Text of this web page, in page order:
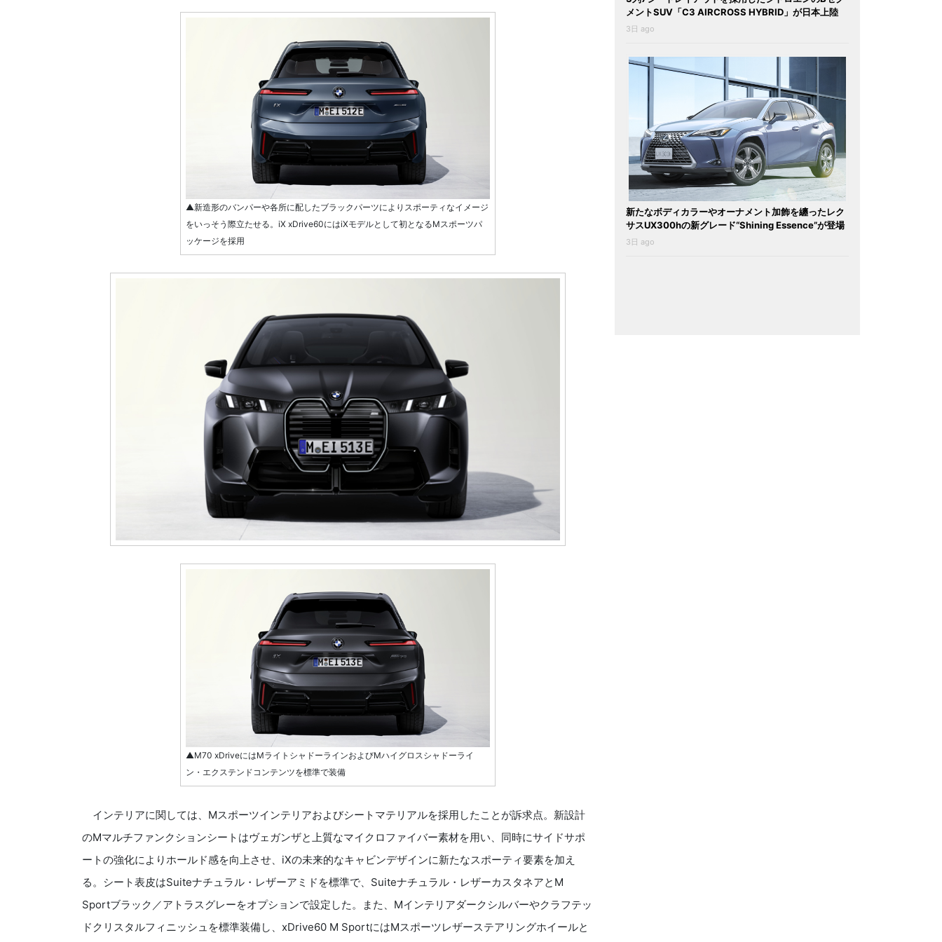
▲新造形のバンパーや各所に配したブラックパーツによりスポーティなイメージ
をいっそう際立たせる。iX xDrive60にはiXモデルとして初となるMスポーツパ
ッケージを採用
▲M70 xDriveにはMライトシャドーラインおよびMハイグロスシャドーライ
ン・エクステンドコンテンツを標準で装備
インテリアに関しては、Mスポーツインテリアおよびシートマテリアルを採用したことが訴求点。新設計
のMマルチファンクションシートはヴェガンザと上質なマイクロファイバー素材を用い、同時にサイドサポ
ートの強化によりホールド感を向上させ、iXの未来的なキャビンデザインに新たなスポーティ要素を加え
る。シート表皮はSuiteナチュラル・レザーアミドを標準で、Suiteナチュラル・レザーカスタネアとM
Sportブラック／アトラスグレーをオプションで設定した。また、Mインテリアダークシルバーやクラフテッ
ドクリスタルフィニッシュを標準装備し、xDrive60 M SportにはMスポーツレザーステアリングホイールと
メントSUV「C3 AIRCROSS HYBRID」が日本上陸
3日 ago
新たなボディカラーやオーナメント加飾を纏ったレク
サスUX300hの新グレード“Shining Essence”が登場
3日 ago